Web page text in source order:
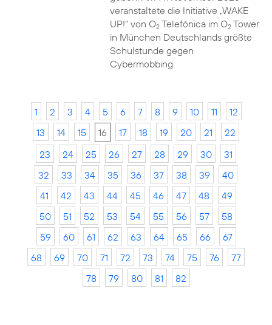
veranstaltete die Initiative „WAKE
UP!“ von O2Telefónica im O2Tower
in München Deutschlands größte
Schulstunde gegen
Cybermobbing.
1 2 3 4 5 6 7 8 9 10 11
12
13
14 15 16 17 18 19 20 21
22
23
24 25 26 27 28 29 30
31
32
33 34 35 36 37 38 39
40
41
42 43 44 45 46 47 48
49
50
51 52 53 54 55 56 57
58
59
60 61 62 63 64 65 66
67
68
69 70 71 72 73 74 75 76
77
78
79 80 81 82